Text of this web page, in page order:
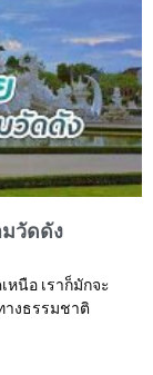
มวัดดัง
หนือ เราก็มักจะ
างธรรมชาติ